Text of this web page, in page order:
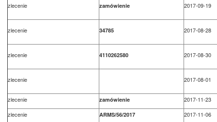
zlecenie zamówienie 2017-09-19
zlecenie 34785 2017-08-28
zlecenie 4110262580 2017-08-30
zlecenie 2017-08-01
zlecenie zamówienie
2017-11-23
zlecenie
ARMS/56/2017
2017-11-06